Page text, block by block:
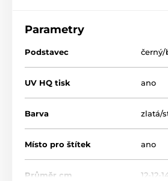
Parametry
Podstavec černý/
UV HQ tisk ano
Barva zlatá/
Místo pro štítek ano
Průměr cm 12-12-14